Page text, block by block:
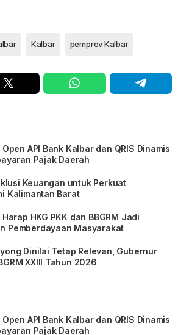
Kalbar pemprov Kalbar
API Bank Kalbar dan QRIS Dinamis
Pajak Daerah
Keuangan untuk Perkuat
Kalimantan Barat
HKG PKK dan BBGRM Jadi
Pemberdayaan Masyarakat
Dinilai Tetap Relevan, Gubernur
XXIII Tahun 2026
API Bank Kalbar dan QRIS Dinamis
Pajak Daerah